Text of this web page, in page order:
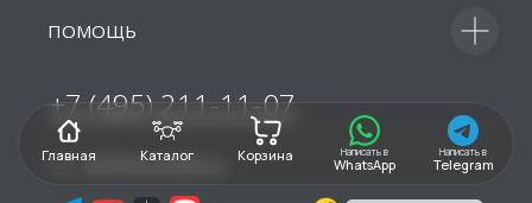
ПОМОЩЬ
Главная Каталог Корзина Написать в
WhatsApp
Написать в
Telegram